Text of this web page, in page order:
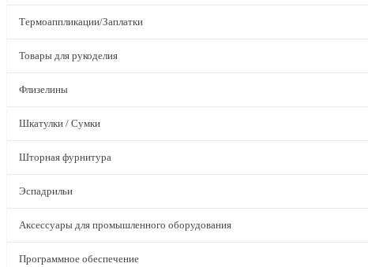
Термоаппликации/Заплатки
Товары для рукоделия
Флизелины
Шкатулки / Сумки
Шторная фурнитура
Эспадрильи
Аксессуары для промышленного оборудования
Программное обеспечение